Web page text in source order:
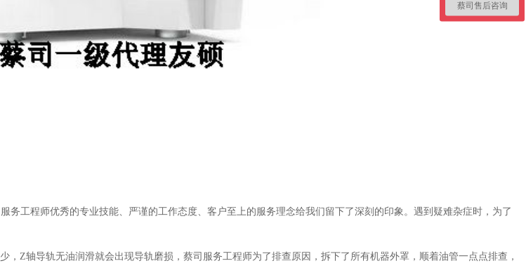
工程师优秀的专业技能、严谨的工作态度、客户至上的服务理念给我们留下了深刻的印象。遇到疑难杂症时，为了
，Z轴导轨无油润滑就会出现导轨磨损，蔡司服务工程师为了排查原因，拆下了所有机器外罩，顺着油管一点点排查，
蔡司售后咨询